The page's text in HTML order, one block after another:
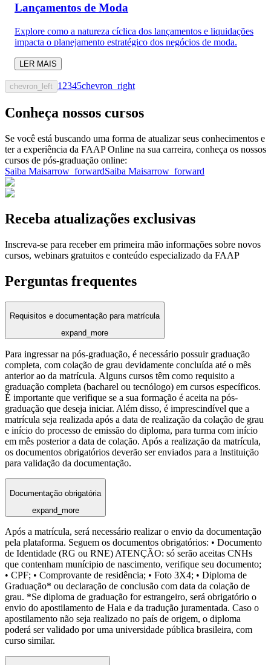
Lançamentos de Moda
Explore como a natureza cíclica dos lançamentos e liquidações
impacta o planejamento estratégico dos negócios de moda.
LER MAIS
chevron_left 1 2345chevron_right
Conheça nossos cursos
Se você está buscando uma forma de atualizar seus conhecimentos e
ter a experiência da FAAP Online na sua carreira, conheça os nossos
cursos de pós-graduação online:
Saiba Maisarrow_forwardSaiba Maisarrow_forward
Receba atualizações exclusivas
Inscreva-se para receber em primeira mão informações sobre novos
cursos, webinars gratuitos e conteúdo especializado da FAAP
Perguntas frequentes
Requisitos e documentação para matrícula
expand_more
Para ingressar na pós-graduação, é necessário possuir graduação
completa, com colação de grau devidamente concluída até o mês
anterior ao da matrícula. Alguns cursos têm como requisito a
graduação completa (bacharel ou tecnólogo) em cursos específicos.
É importante que verifique se a sua formação é aceita na pós-
graduação que deseja iniciar. Além disso, é imprescindível que a
matrícula seja realizada após a data de realização da colação de grau
e início do processo de emissão do diploma, para turma com início
em mês posterior a data de colação. Após a realização da matrícula,
os documentos obrigatórios deverão ser enviados para a Instituição
para validação da documentação.
Documentação obrigatória
expand_more
Após a matrícula, será necessário realizar o envio da documentação
pela plataforma. Seguem os documentos obrigatórios: • Documento
de Identidade (RG ou RNE) ATENÇÃO: só serão aceitas CNHs
que contenham munícipio de nascimento, verifique seu documento;
• CPF; • Comprovante de residência; • Foto 3X4; • Diploma de
Graduação* ou declaração de conclusão com data da colação de
grau. *Se diploma de graduação for estrangeiro, será obrigatório o
envio do apostilamento de Haia e da tradução juramentada. Caso o
apostilamento não seja realizado no país de origem, o diploma
poderá ser validado por uma universidade pública brasileira, com
curso similar.